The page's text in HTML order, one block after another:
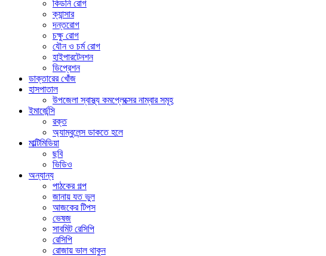
কিডনি রোগ
ক্যান্সার
দন্তরোগ
চক্ষু রোগ
যৌন ও চর্ম রোগ
হাইপারটেনশন
ডিপ্রেশন
ডাক্তারের খোঁজ
হাসপাতাল
উপজেলা স্বাস্থ্য কমপ্লেক্সের নাম্বার সমূহ
ইমার্জেন্সি
রক্ত
অ্যাম্বুলেন্স ডাকতে হলে
মাল্টিমিডিয়া
ছবি
ভিডিও
অন্যান্য
পাঠকের গল্প
জানায় যত ভুল
আজকের টিপস
ভেষজ
সাবমিট রেসিপি
রেসিপি
রোজায় ভাল থাকুন